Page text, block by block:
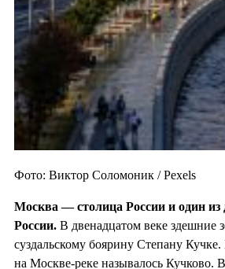
Фото: Виктор Соломоник / Pexels
Москва — столица России и один из
России. В двенадцатом веке здешние
суздальскому боярину Степану
на Москве-реке называлось Кучково.